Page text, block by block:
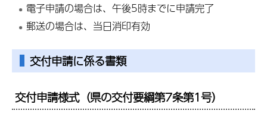
電子申請の場合は、午後5時までに申請完了
郵送の場合は、当日消印有効
交付申請に係る書類
交付申請様式（県の交付要綱第7条第1号）